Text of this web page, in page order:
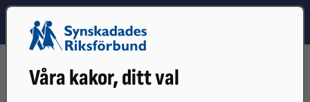
Våra kakor, ditt val
Hoppa till innehåll
Hoppa till hitta snabbt
STADGAR